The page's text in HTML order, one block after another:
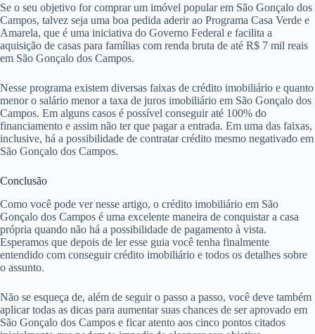
Se o seu objetivo for comprar um imóvel popular em São Gonçalo dos
Campos, talvez seja uma boa pedida aderir ao Programa Casa Verde e
Amarela, que é uma iniciativa do Governo Federal e facilita a
aquisição de casas para famílias com renda bruta de até R$ 7 mil reais
em São Gonçalo dos Campos.
Nesse programa existem diversas faixas de crédito imobiliário e quanto
menor o salário menor a taxa de juros imobiliário em São Gonçalo dos
Campos. Em alguns casos é possível conseguir até 100% do
financiamento e assim não ter que pagar a entrada. Em uma das faixas,
inclusive, há a possibilidade de contratar crédito mesmo negativado em
São Gonçalo dos Campos.
Conclusão
Como você pode ver nesse artigo, o crédito imobiliário em São
Gonçalo dos Campos é uma excelente maneira de conquistar a casa
própria quando não há a possibilidade de pagamento à vista.
Esperamos que depois de ler esse guia você tenha finalmente
entendido com conseguir crédito imobiliário e todos os detalhes sobre
o assunto.
Não se esqueça de, além de seguir o passo a passo, você deve também
aplicar todas as dicas para aumentar suas chances de ser aprovado em
São Gonçalo dos Campos e ficar atento aos cinco pontos citados